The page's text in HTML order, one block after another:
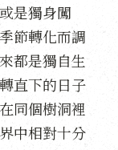
是獨身闖
節轉化而調
都是獨自生
直下的日子
同個樹洞裡
中相對十分